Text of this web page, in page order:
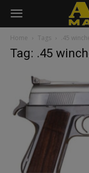
Home Tags .45
Tag: .45